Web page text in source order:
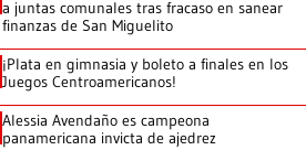
a juntas comunales tras fracaso en sanear
finanzas de San Miguelito
¡Plata en gimnasia y boleto a finales en los
Juegos Centroamericanos!
Alessia Avendaño es campeona
panamericana invicta de ajedrez